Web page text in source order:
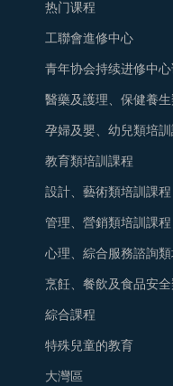
热门课程
工聯會進修中心
青年协会持续进修中心
醫藥及護理、保健養
孕婦及嬰、幼兒類培訓
教育類培訓課程
設計、藝術類培訓課程
管理、營銷類培訓課程
心理、綜合服務諮詢
烹飪、餐飲及食品安
綜合課程
特殊兒童的教育
大灣區